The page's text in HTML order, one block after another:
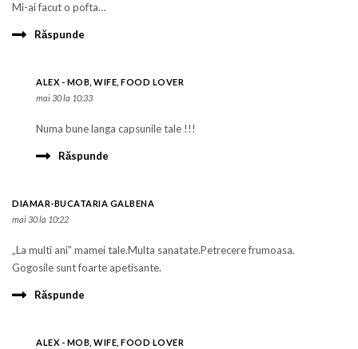
Mi-ai facut o pofta…
Răspunde
ALEX - MOB, WIFE, FOOD LOVER
mai 30 la 10:33
Numa bune langa capsunile tale !!!
Răspunde
DIAMAR-BUCATARIA GALBENA
mai 30 la 10:22
„La multi ani” mamei tale.Multa sanatate.Petrecere frumoasa.
Gogosile sunt foarte apetisante.
Răspunde
ALEX - MOB, WIFE, FOOD LOVER